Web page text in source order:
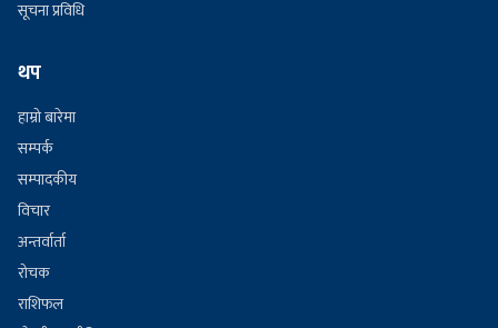
सूचना प्रविधि
थप
हाम्रो बारेमा
सम्पर्क
सम्पादकीय
विचार
अन्तर्वार्ता
रोचक
राशिफल